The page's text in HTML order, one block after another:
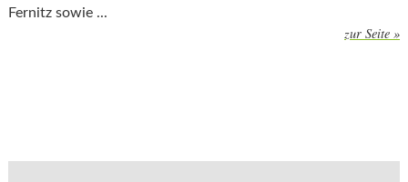
Fernitz sowie ...
zur Seite »